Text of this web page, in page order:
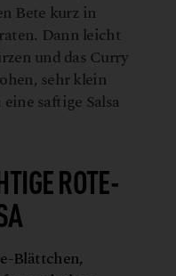
Bete kurz in
Dann leicht
und das Curry
sehr klein
saftige Salsa
ROTE-
Blättchen,